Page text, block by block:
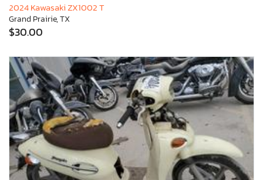
2024 Kawasaki ZX1002 T
Grand Prairie, TX
$30.00